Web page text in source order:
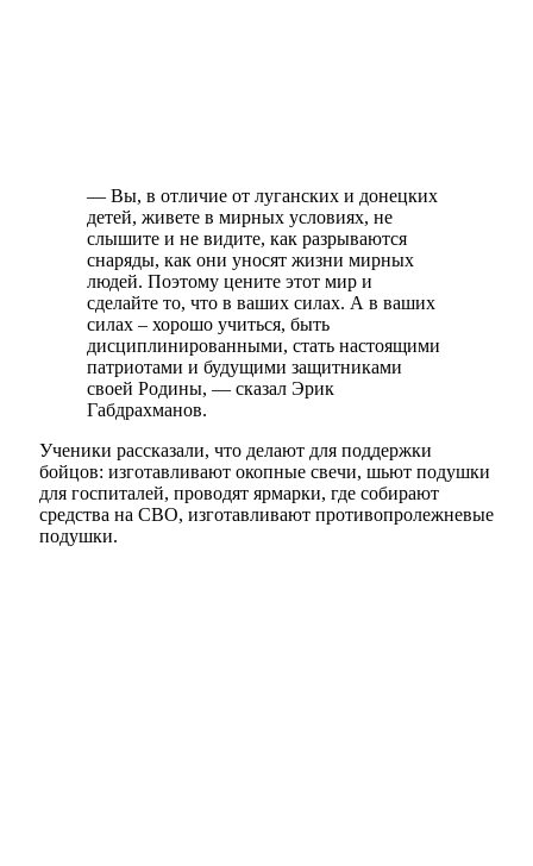
— Вы, в отличие от луганских и донецких
детей, живете в мирных условиях, не
слышите и не видите, как разрываются
снаряды, как они уносят жизни мирных
людей. Поэтому цените этот мир и
сделайте то, что в ваших силах. А в ваших
силах – хорошо учиться, быть
дисциплинированными, стать настоящими
патриотами и будущими защитниками
своей Родины, — сказал Эрик
Габдрахманов.
Ученики рассказали, что делают для поддержки
бойцов: изготавливают окопные свечи, шьют подушки
для госпиталей, проводят ярмарки, где собирают
средства на СВО, изготавливают противопролежневые
подушки.